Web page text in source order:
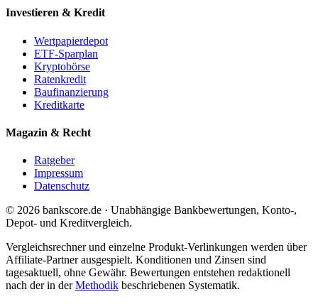
Investieren & Kredit
Wertpapierdepot
ETF-Sparplan
Kryptobörse
Ratenkredit
Baufinanzierung
Kreditkarte
Magazin & Recht
Ratgeber
Impressum
Datenschutz
© 2026 bankscore.de · Unabhängige Bankbewertungen, Konto-,
Depot- und Kreditvergleich.
Vergleichsrechner und einzelne Produkt-Verlinkungen werden über
Affiliate-Partner ausgespielt. Konditionen und Zinsen sind
tagesaktuell, ohne Gewähr. Bewertungen entstehen redaktionell
nach der in derMethodik beschriebenen Systematik.